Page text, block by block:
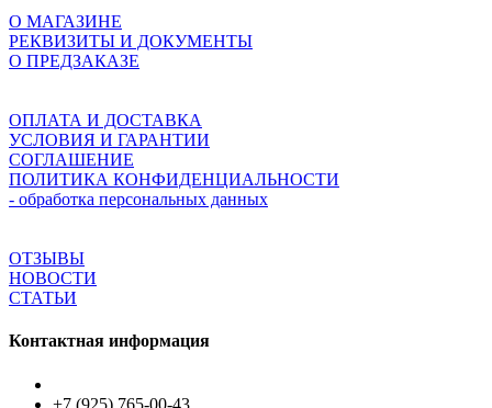
О МАГАЗИНЕ
РЕКВИЗИТЫ И ДОКУМЕНТЫ
О ПРЕДЗАКАЗЕ
ОПЛАТА И ДОСТАВКА
УСЛОВИЯ И ГАРАНТИИ
СОГЛАШЕНИЕ
ПОЛИТИКА КОНФИДЕНЦИАЛЬНОСТИ
- обработка персональных данных
ОТЗЫВЫ
НОВОСТИ
СТАТЬИ
Контактная информация
+7 (925) 765-00-43